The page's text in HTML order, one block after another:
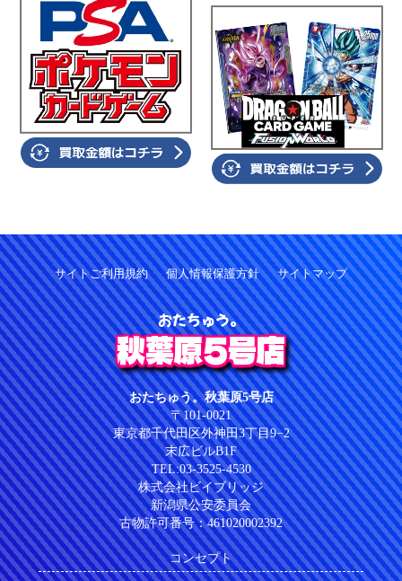
サイトご利用規約 個人情報保護方針 サイトマップ
おたちゅう。
秋葉原5号店
おたちゅう。秋葉原5号店
〒101-0021
東京都千代田区外神田3丁目9−2
末広ビルB1F
TEL:03-3525-4530
株式会社ビイブリッジ
新潟県公安委員会
古物許可番号：461020002392
コンセプト